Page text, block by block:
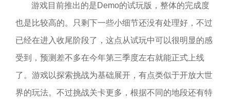
游戏目前推出的是Demo的试玩版，整体的完成度
也是比较高的。只剩下一些小细节还没有处理好，不过
已经在进入收尾阶段了，这点从试玩中可以很明显的感
受到，预测差不多在今年第三季度左右就能正式上线
了。游戏以探索挑战为基础展开，有点类似于开放大世
界的玩法。不过挑战关卡更多，根据不同的地段还有特